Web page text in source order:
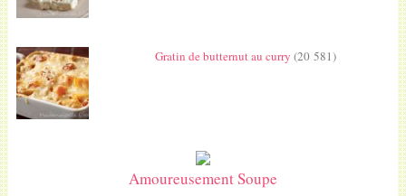
Gratin de butternut au curry (20 581)
Amoureusement Soupe